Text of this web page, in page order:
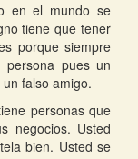
en el mundo se
tiene que tener
porque siempre
pues un
falso amigo.
personas que
negocios. Usted
bien. Usted se